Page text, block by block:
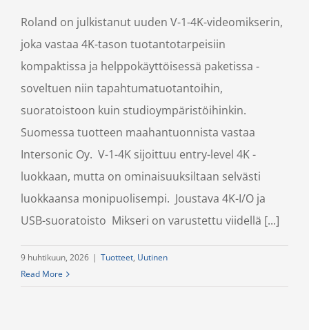
Roland on julkistanut uuden V-1-4K-videomikserin,
joka vastaa 4K-tason tuotantotarpeisiin
kompaktissa ja helppokäyttöisessä paketissa -
soveltuen niin tapahtumatuotantoihin,
suoratoistoon kuin studioympäristöihinkin.
Suomessa tuotteen maahantuonnista vastaa
Intersonic Oy. V-1-4K sijoittuu entry-level 4K -
luokkaan, mutta on ominaisuuksiltaan selvästi
luokkaansa monipuolisempi. Joustava 4K-I/O ja
USB-suoratoisto Mikseri on varustettu viidellä [...]
9 huhtikuun, 2026 | Tuotteet, Uutinen
Read More